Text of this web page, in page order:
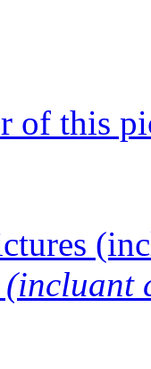
of this
(incluant